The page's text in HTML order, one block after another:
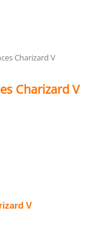
Charizard V
Charizard V
V